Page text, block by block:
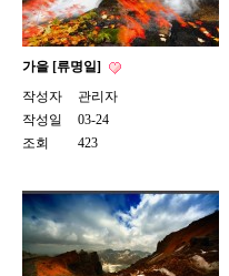
가을 [류명일]
작성자
관리자
작성일
03-24
조회
423